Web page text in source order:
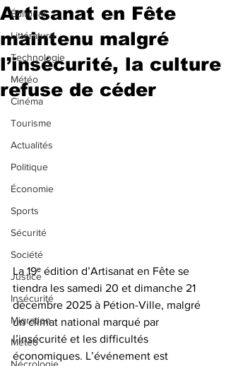
Éditorial
Littérature
Technologie
Météo
Cinéma
Tourisme
Actualités
Politique
Économie
Sports
Sécurité
Société
Justice
Insécurité
Migration
Météo
Artisanat en Fête
maintenu malgré
l’insécurité, la culture
refuse de céder
La 19ᵉ édition d’Artisanat en Fête se
tiendra les samedi 20 et dimanche 21
décembre 2025 à Pétion-Ville, malgré
un climat national marqué par
l’insécurité et les difficultés
économiques. L’événement est